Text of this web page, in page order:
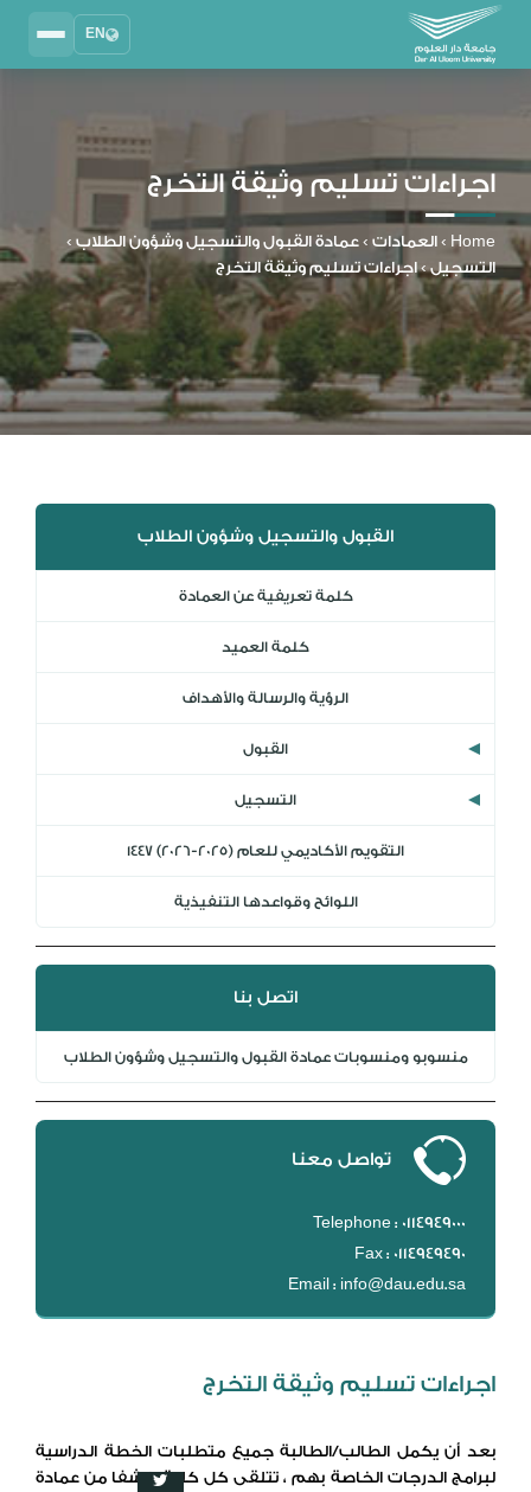
EN
2025 - 2026
نظام إدارة التعلم
MYLMS
نظام معلومات الطلاب
MTSIS
إدارة الموارد البشرية
MYHRM
نظام التواصل الإداري
اجراءات تسليم وثيقة التخرج
Home
› العمادات › عمادة القبول والتسجيل وشؤون الطلاب ›
التسجيل › اجراءات تسليم وثيقة التخرج
القبول والتسجيل وشؤون الطلاب
كلمة تعريفية عن العمادة
كلمة العميد
الرؤية والرسالة والأهداف
القبول
التسجيل
التقويم الأكاديمي للعام (2025-2026) 1447
اللوائح وقواعدها التنفيذية
اتصل بنا
منسوبو ومنسوبات عمادة القبول والتسجيل وشؤون الطلاب
تواصل معنا
Telephone : 0114949000
Fax : 0114949490
Email : info@dau.edu.sa
اجراءات تسليم وثيقة التخرج
بعد أن يكمل الطالب/الطالبة جميع متطلبات الخطة الدراسية
لبرامج الدرجات الخاصة بهم ، تتلقى كل كلية كشفا من عمادة